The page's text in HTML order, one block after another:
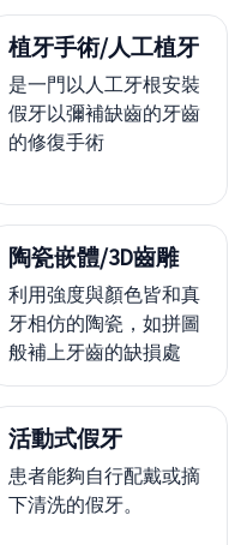
植牙手術/人工植牙
是一門以人工牙根安裝
假牙以彌補缺齒的牙齒
的修復手術
陶瓷嵌體/3D齒雕
利用強度與顏色皆和真
牙相仿的陶瓷，如拼圖
般補上牙齒的缺損處
活動式假牙
患者能夠自行配戴或摘
下清洗的假牙。